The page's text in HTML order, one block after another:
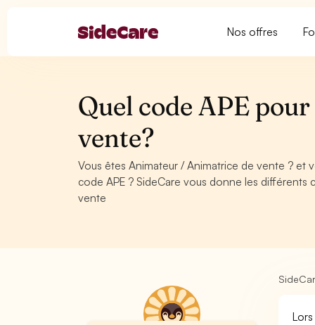
Nos offres
Quel code APE
vente?
Vous êtes Animateur / Animatrice de vente ? et
code APE ? SideCare vous donne les
vente